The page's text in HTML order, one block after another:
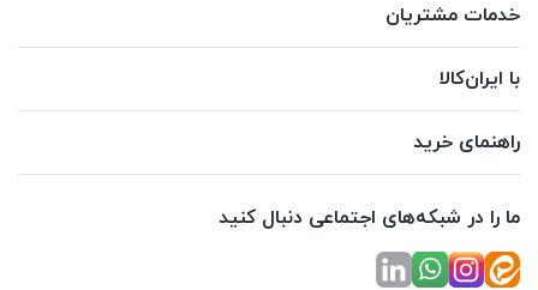
خدمات مشتریان
با ایران‌کالا
راهنمای خرید
ما را در شبکه‌های اجتماعی دنبال کنید